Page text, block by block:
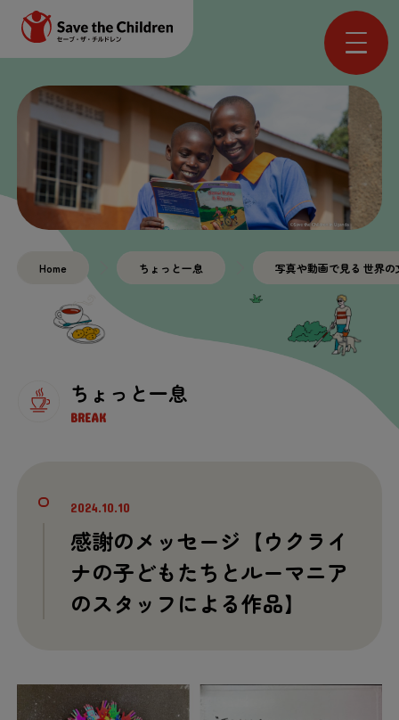
ちょっと一息
BREAK
Home ちょっと一息 写真や動画で見る 世界の
2024.10.10
感謝のメッセージ【ウクライ
ナの子どもたちとルーマニア
のスタッフによる作品】